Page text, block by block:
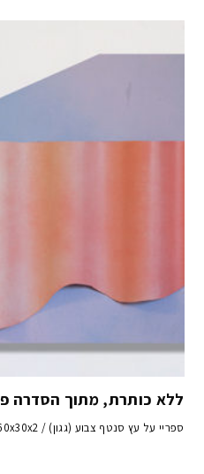
ללא כותרת, מתוך הסדרה
ספריי על עץ סנטף צבוע (גגון) / 60x30x2 ס"מ, 2020